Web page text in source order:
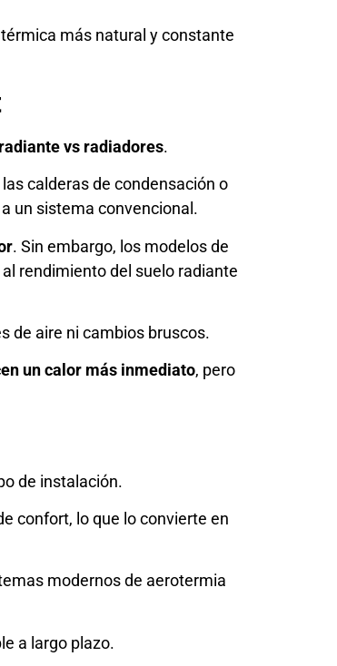
más natural y constante
vs radiadores.
calderas de condensación o
un sistema convencional.
. Sin embargo, los modelos de
rendimiento del suelo radiante
de aire ni cambios bruscos.
un calor más inmediato, pero
de instalación.
confort, lo que lo convierte en
modernos de aerotermia
a largo plazo.